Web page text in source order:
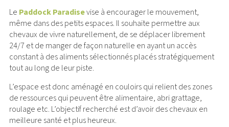
Le Paddock Paradisevise à encourager le mouvement,
même dans des petits espaces. Il souhaite permettre aux
chevaux de vivre naturellement, de se déplacer librement
24/7 et de manger de façon naturelle en ayant un accès
constant à des aliments sélectionnés placés stratégiquement
tout au long de leur piste.
L’espace est donc aménagé en couloirs qui relient des zones
de ressources qui peuvent être alimentaire, abri grattage,
roulage etc. L’objectif recherché est d’avoir des chevaux en
meilleure santé et plus heureux.